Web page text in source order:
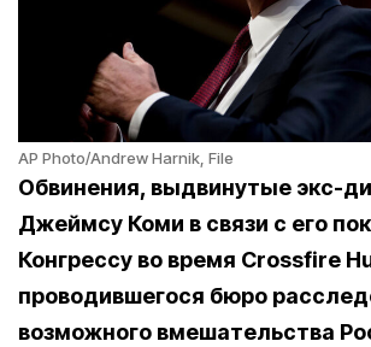
AP Photo/Andrew Harnik, File
Обвинения, выдвинутые экс-
Джеймсу Коми в связи с его
Конгрессу во время Crossfire
проводившегося бюро
возможного вмешательства